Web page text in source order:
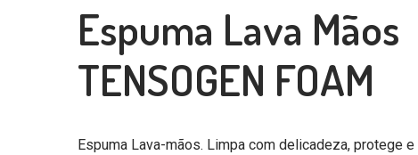
Espuma Lava Mãos
TENSOGEN FOAM
Espuma Lava-mãos. Limpa com delicadeza, protege